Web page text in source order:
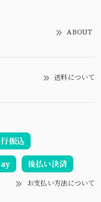
ABOUT
送料について
振込
後払い決済
お支払い方法について